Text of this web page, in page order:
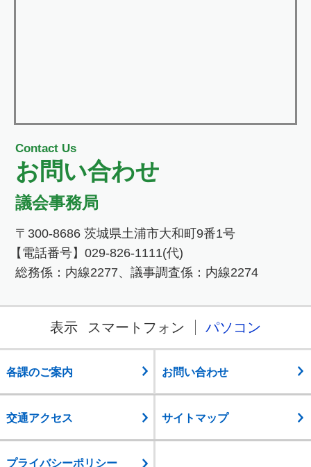
Contact Us
お問い合わせ
議会事務局
〒300-8686 茨城県土浦市大和町9番1号
【電話番号】029-826-1111(代)
総務係：内線2277、議事調査係：内線2274
表示 スマートフォン パソコン
各課のご案内 お問い合わせ
交通アクセス サイトマップ
プライバシーポリシー